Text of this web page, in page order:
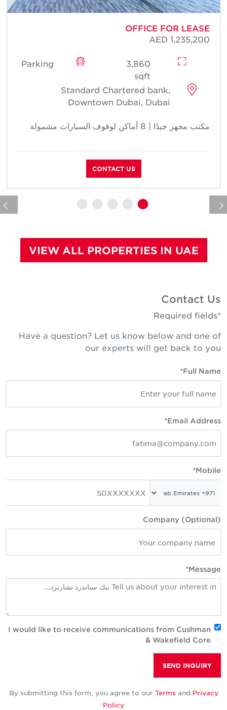
OFFICE FOR LEASE
AED 1,235,200
3,860
sqft
Parking
Standard Chartered bank,
Downtown Dubai, Dubai
مكتب مجهز جيدًا | 8 أماكن لوقوف السيارات مشمولة
CONTACT US
VIEW ALL PROPERTIES IN UAE
Contact Us
Have a question? Let us know below and one of
our experts will get back to you
Full Name*
Email Address*
Mobile*
Company (Optional)
Message*
I would like to receive communications from Cushman
& Wakefield Core
SEND INQUIRY
By submitting this form, you agree to ourTermsandPrivacy
Policy